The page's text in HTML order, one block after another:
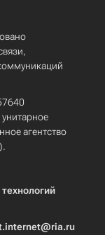
агентство